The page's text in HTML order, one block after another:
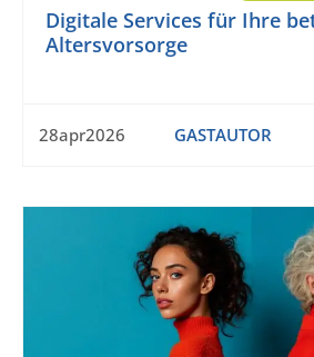
Digitale Services für Ihre
Altersvorsorge
28apr2026 GASTAUTOR